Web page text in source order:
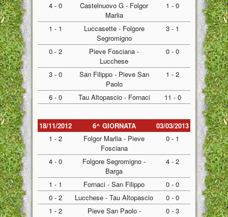
4 - 0
Castelnuovo G - Folgor
Marlia
1 - 0
1 - 1
Luccasette - Folgore
Segromigno
3 - 1
0 - 2
Pieve Fosciana -
Lucchese
0 - 0
3 - 0
San Filippo - Pieve San
Paolo
1 - 2
6 - 0 Tau Altopascio - Fornaci 11 - 0
18/11/2012 6^ GIORNATA
03/03/2013
1 - 2
Folgor Marlia - Pieve
Fosciana
0 - 1
4 - 0
Folgore Segromigno -
Barga
4 - 2
1 - 1 Fornaci - San Filippo
0 - 0
0 - 2
Lucchese - Tau Altopascio
0 - 0
1 - 2
Pieve San Paolo -
0 - 3